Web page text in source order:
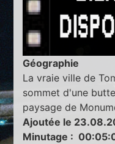
Géographie
La vraie ville de
sommet d'une
paysage de
Ajoutée le
Minutage :